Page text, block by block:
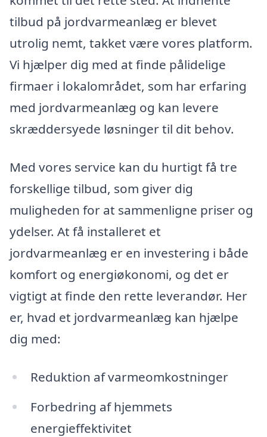
tilbud på jordvarmeanlæg er blevet
utrolig nemt, takket være vores platform.
Vi hjælper dig med at finde pålidelige
firmaer i lokalområdet, som har erfaring
med jordvarmeanlæg og kan levere
skræddersyede løsninger til dit behov.
Med vores service kan du hurtigt få tre
forskellige tilbud, som giver dig
muligheden for at sammenligne priser og
ydelser. At få installeret et
jordvarmeanlæg er en investering i både
komfort og energiøkonomi, og det er
vigtigt at finde den rette leverandør. Her
er, hvad et jordvarmeanlæg kan hjælpe
dig med:
Reduktion af varmeomkostninger
Forbedring af hjemmets
energieffektivitet